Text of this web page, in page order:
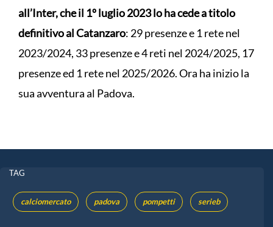
all’Inter, che il 1º luglio 2023 lo ha cede a titolo
definitivo al Catanzaro: 29 presenze e 1 rete nel
2023/2024, 33 presenze e 4 reti nel 2024/2025, 17
presenze ed 1 rete nel 2025/2026. Ora ha inizio la
sua avventura al Padova.
TAG
calciomercato padova pompetti serieb